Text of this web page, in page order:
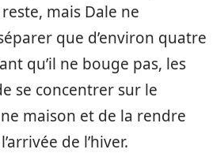
mais Dale ne
que d’environ quatre
qu’il ne bouge pas, les
se concentrer sur le
maison et de la rendre
de l’hiver.